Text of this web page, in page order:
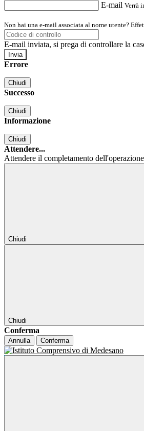
E-mail Verrà
Non hai una e-mail associata al nome utente?
E-mail inviata, si prega di controllare la
Errore
Chiudi
Successo
Chiudi
Informazione
Chiudi
Attendere...
Attendere il completamento
Chiudi
Chiudi
Conferma
Annulla Conferma